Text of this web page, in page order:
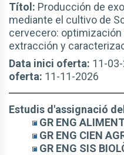
Títol: Producción de
mediante el cultivo de
cervecero:
extracción y
Data inici oferta: 11-
oferta: 11-11-2026
Estudis d'assignació
GR ENG
GR ENG CIEN
GR ENG SIS